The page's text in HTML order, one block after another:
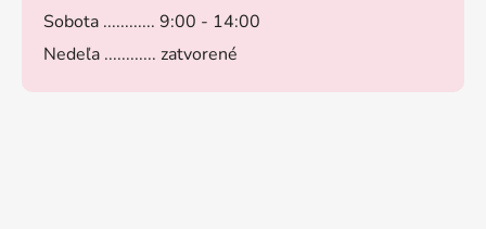
Sobota ............ 9:00 - 14:00
Nedeľa ............ zatvorené